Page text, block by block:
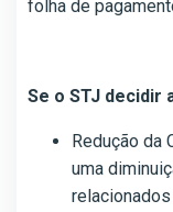
folha de
Se o STJ decidir
Redução da
uma